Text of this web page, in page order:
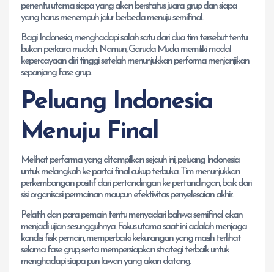
penentu utama siapa yang akan berstatus juara grup dan siapa
yang harus menempuh jalur berbeda menuju semifinal.
Bagi Indonesia, menghadapi salah satu dari dua tim tersebut tentu
bukan perkara mudah. Namun, Garuda Muda memiliki modal
kepercayaan diri tinggi setelah menunjukkan performa menjanjikan
sepanjang fase grup.
Peluang Indonesia
Menuju Final
Melihat performa yang ditampilkan sejauh ini, peluang Indonesia
untuk melangkah ke partai final cukup terbuka. Tim menunjukkan
perkembangan positif dari pertandingan ke pertandingan, baik dari
sisi organisasi permainan maupun efektivitas penyelesaian akhir.
Pelatih dan para pemain tentu menyadari bahwa semifinal akan
menjadi ujian sesungguhnya. Fokus utama saat ini adalah menjaga
kondisi fisik pemain, memperbaiki kekurangan yang masih terlihat
selama fase grup, serta mempersiapkan strategi terbaik untuk
menghadapi siapa pun lawan yang akan datang.